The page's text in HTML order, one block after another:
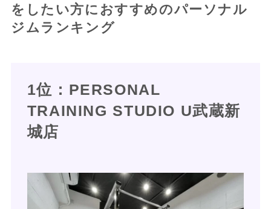
をしたい方におすすめのパーソナル
ジムランキング
1位：PERSONAL
TRAINING STUDIO U武蔵新
城店